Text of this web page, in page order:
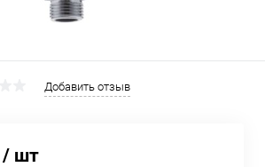
Добавить отзыв
/ шт